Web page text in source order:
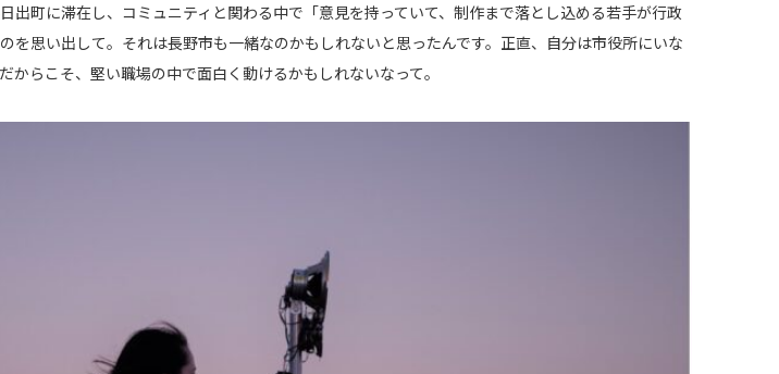
出町に滞在し、コミュニティと関わる中で「意見を持っていて、制作まで落とし込める若手が行政
を思い出して。それは長野市も一緒なのかもしれないと思ったんです。正直、自分は市役所にいな
からこそ、堅い職場の中で面白く動けるかもしれないなって。